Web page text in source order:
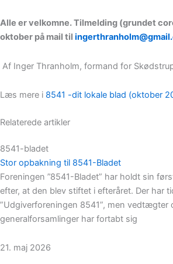
Alle er velkomne. Tilmelding (grundet
oktober på mail til
Af Inger Thranholm, formand for
Læs mere i 8541 -dit lokale blad (oktober
Relaterede artikler
8541-bladet
Stor opbakning til 8541-Bladet
Foreningen ”8541-Bladet” har holdt sin
efter, at den blev stiftet i efteråret. Der har
”Udgiverforeningen 8541”, men vedtægter
generalforsamlinger har fortabt sig
21. maj 2026